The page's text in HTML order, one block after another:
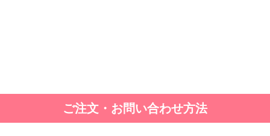
ご注文・お問い合わせ方法